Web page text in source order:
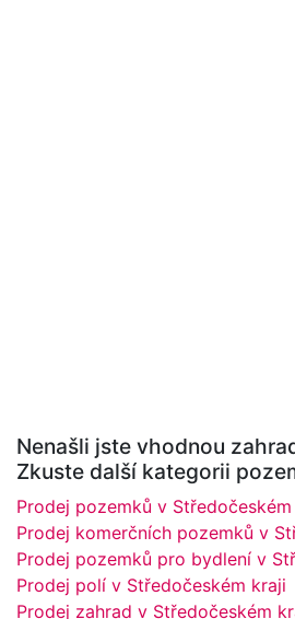
Nenašli jste vhodnou
Zkuste další kategorii
Prodej pozemků v
Prodej komerčních pozemků v
Prodej pozemků pro bydlení v
Prodej polí v Středočeském kraji
Prodej zahrad v Středočeském